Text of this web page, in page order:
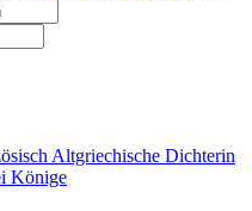
Altgriechische Dichterin
Könige